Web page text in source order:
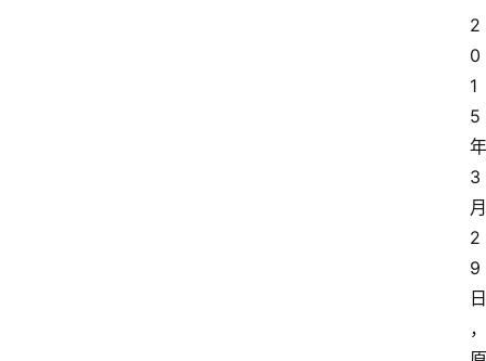
2
0
1
5
年
3
月
2
9
日
，